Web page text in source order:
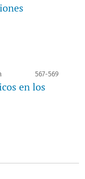
567-569
en los